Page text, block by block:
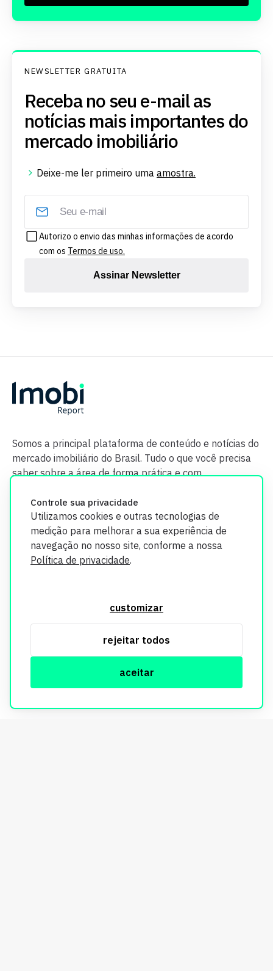
Controle sua privacidade
Utilizamos cookies e outras tecnologias de
medição para melhorar a sua experiência de
navegação no nosso site, conforme a nossa
Política de privacidade.
customizar
rejeitar todos
aceitar
NEWSLETTER GRATUITA
Receba no seu e-mail as
notícias mais importantes do
mercado imobiliário
Deixe-me ler primeiro uma amostra.
Autorizo o envio das minhas informações de acordo
com os Termos de uso.
Assinar Newsletter
Somos a principal plataforma de conteúdo e notícias do
mercado imobiliário do Brasil. Tudo o que você precisa
saber sobre a área de forma prática e com
segurança. Todos os dados coletados em nosso site são
utilizados exclusivamente para fins de aprimoramento de
informações, consulte nossa Política de Privacidade.
© Copyright Imobi Report. Todos os direitos reservados.
Política de privacidade
mobister